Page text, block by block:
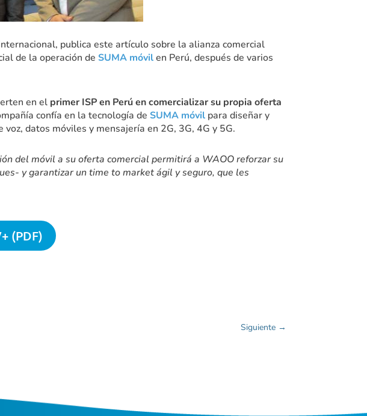
publica este artículo sobre la alianza comercial
de la operación deSUMA móvilen Perú, después de varios
en el primer ISP en Perú en comercializar su propia oferta
confía en la tecnología deSUMA móvil para diseñar y
datos móviles y mensajería en 2G, 3G, 4G y 5G.
del móvil a su oferta comercial permitirá a WAOO reforzar su
y garantizar un time to market ágil y seguro, que les
(PDF)
Siguiente→